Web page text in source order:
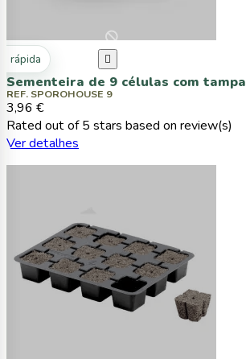
rápida 
Sementeira de 9 células com tampa
REF. SPOROHOUSE 9
3,96 €
Rated out of 5 stars based on review(s)
Ver detalhes